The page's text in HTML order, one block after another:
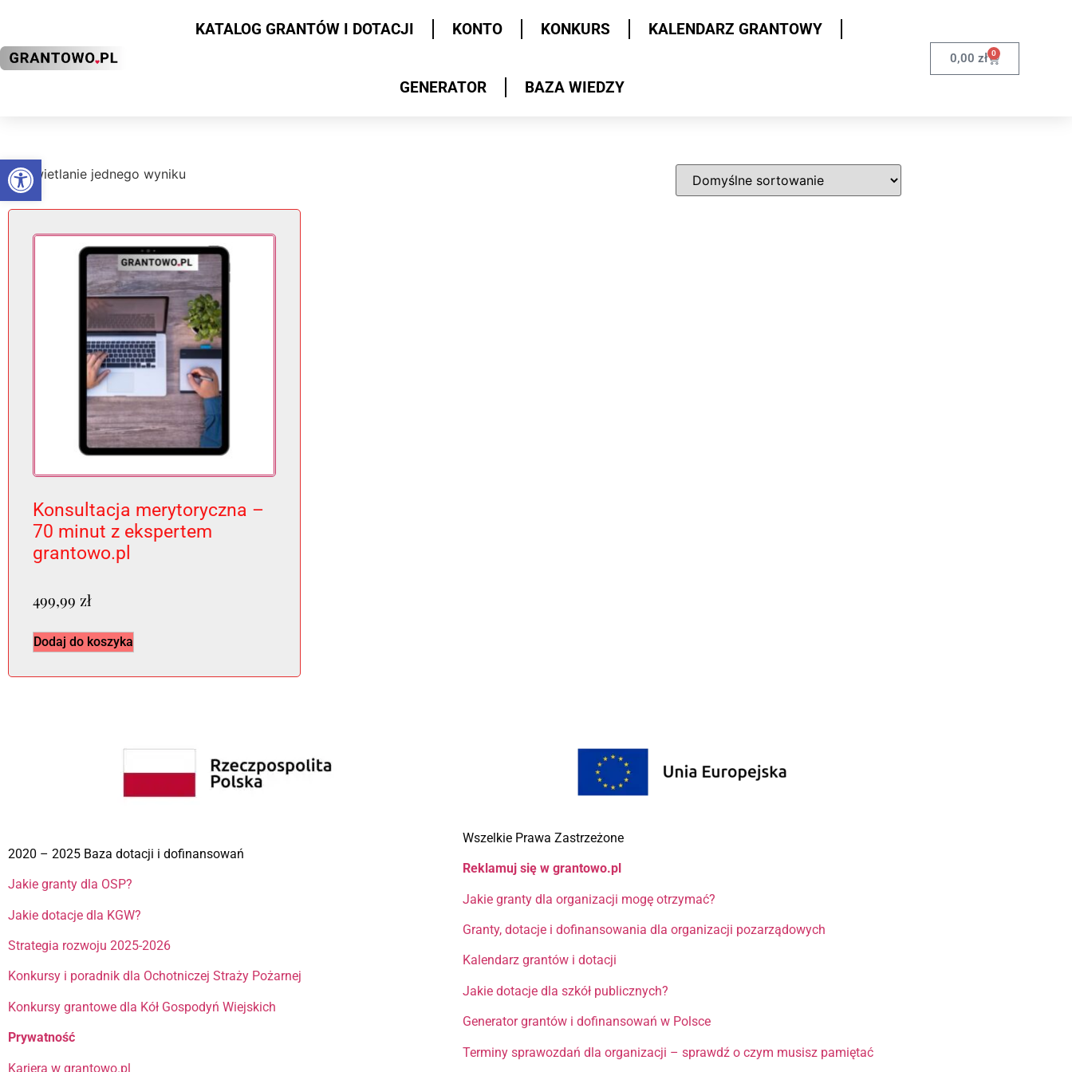
Otwórz pasek narzędzi
KATALOG GRANTÓW I DOTACJI KONTO KONKURS KALENDARZ GRANTOWY
GENERATOR BAZA WIEDZY
0,00zł 0
Wyświetlanie jednego wyniku
Konsultacja merytoryczna –
70 minut z ekspertem
grantowo.pl
499,99 zł
Dodaj do koszyka
2020 – 2025 Baza dotacji i dofinansowań
Jakie granty dla OSP?
Jakie dotacje dla KGW?
Strategia rozwoju 2025-2026
Konkursy i poradnik dla Ochotniczej Straży Pożarnej
Konkursy grantowe dla Kół Gospodyń Wiejskich
Prywatność
Kariera w grantowo.pl
Wszelkie Prawa Zastrzeżone
Reklamuj się w grantowo.pl
Jakie granty dla organizacji mogę otrzymać?
Granty, dotacje i dofinansowania dla organizacji pozarządowych
Kalendarz grantów i dotacji
Jakie dotacje dla szkół publicznych?
Generator grantów i dofinansowań w Polsce
Terminy sprawozdań dla organizacji – sprawdź o czym musisz pamiętać